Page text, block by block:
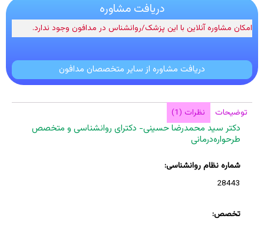
دریافت مشاوره
امکان مشاوره آنلاین با این پزشک/روانشناس در مدافون وجود ندارد.
دریافت مشاوره از سایر متخصصان مدافون
توضیحات نظرات (1)
دکتر سید محمدرضا حسینی- دکترای روانشناسی و متخصص
طرحواره‌درمانی
شماره نظام روانشناسی:
28443
تخصص: